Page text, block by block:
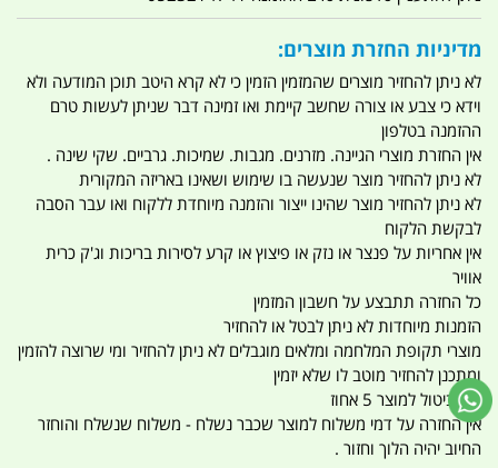
מדיניות החזרת מוצרים:
לא ניתן להחזיר מוצרים שהמזמין הזמין כי לא קרא היטב תוכן המודעה ולא
וידא כי צבע או צורה שחשב קיימת ואו זמינה דבר שניתן לעשות טרם
ההזמנה בטלפון
אין החזרת מוצרי הגיינה. מזרנים. מגבות. שמיכות. גרביים. שקי שינה .
לא ניתן להחזיר מוצר שנעשה בו שימוש ושאינו באריזה המקורית
לא ניתן להחזיר מוצר שהינו ייצור והזמנה מיוחדת ללקוח ואו עבר הסבה
לבקשת הלקוח
אין אחריות על פנצר או נזק או פיצוץ או קרע לסירות בריכות וג'ק כרית
אוויר
כל החזרה תתבצע על חשבון המזמין
הזמנות מיוחדות לא ניתן לבטל או להחזיר
מוצרי תקופת המלחמה ומלאים מוגבלים לא ניתן להחזיר ומי שרוצה להזמין
ומתכנן להחזיר מוטב לו שלא יזמין
דמי ביטול למוצר 5 אחוז
אין החזרה על דמי משלוח למוצר שכבר נשלח - משלוח שנשלח והוחזר
החיוב יהיה הלוך וחזור .